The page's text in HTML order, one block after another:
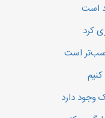
کرد
است
وجود دارد